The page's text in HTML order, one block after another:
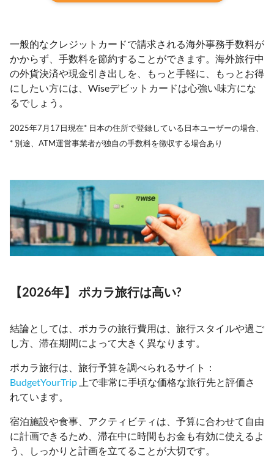
一般的なクレジットカードで請求される海外事務手数料が
かからず、手数料を節約することができます。海外旅行中
の外貨決済や現金引き出しを、もっと手軽に、もっとお得
にしたい方には、Wiseデビットカードは心強い味方にな
るでしょう。
2025年7月17日現在* 日本の住所で登録している日本ユーザーの場合、
* 別途、ATM運営事業者が独自の手数料を徴収する場合あり
【2026年】 ポカラ旅行は高い?
結論としては、ポカラの旅行費用は、旅行スタイルや過ご
し方、滞在期間によって大きく異なります。
ポカラ旅行は、旅行予算を調べられるサイト：
BudgetYourTrip 上で非常に手頃な価格な旅行先と評価さ
れています。
宿泊施設や食事、アクティビティは、予算に合わせて自由
に計画できるため、滞在中に時間もお金も有効に使えるよ
う、しっかりと計画を立てることが大切です。